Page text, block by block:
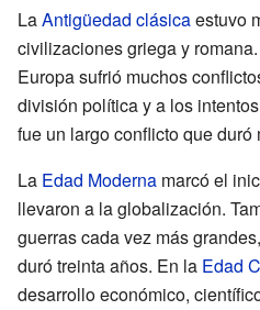
LaAntigüedad clásicaestuvo
civilizaciones griega y
Europa sufrió muchos
división política y a los
fue un largo conflicto que duró
La Edad Moderna marcó el
llevaron a la globalización.
guerras cada vez más
duró treinta años. En la Edad
desarrollo económico,